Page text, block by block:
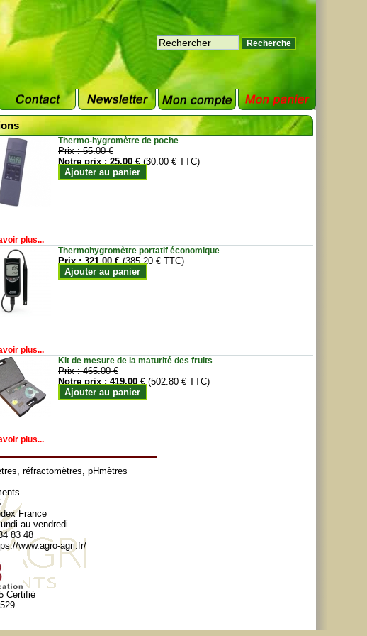
Thermo-hygromètre de poche
Prix :55.00 €
Notre prix :25.00 € (30.00 € TTC)
Ajouter au panier
plus...
Thermohygromètre portatif économique
Prix :321.00 € (385.20 € TTC)
Ajouter au panier
plus...
Kit de mesure de la maturité des fruits
Prix :465.00 €
Notre prix :419.00 € (502.80 € TTC)
Ajouter au panier
plus...
, réfractomètres, pHmètres
France
au vendredi
83 48
www.agro-agri.fr/
Certifié